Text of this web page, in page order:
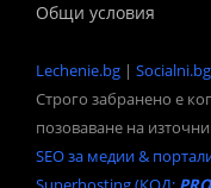
Общи условия
Lechenie.bg | Socialni.bg
Строго забранено е
позоваване на
SEO за медии &